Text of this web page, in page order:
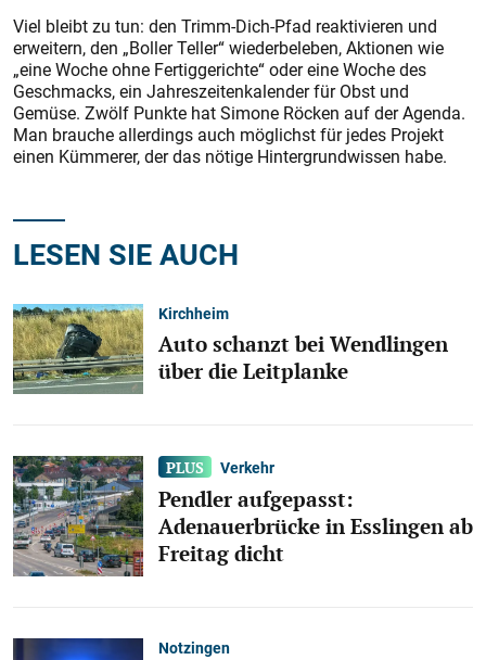
Viel bleibt zu tun: den Trimm-Dich-Pfad reaktivieren und
erweitern, den „Boller Teller“ wiederbeleben, Aktionen wie
„eine Woche ohne Fertiggerichte“ oder eine Woche des
Geschmacks, ein Jahreszeitenkalender für Obst und
Gemüse. Zwölf Punkte hat Simone Röcken auf der Agenda.
Man brauche allerdings auch möglichst für jedes Projekt
einen Kümmerer, der das nötige Hintergrundwissen habe.
LESEN SIE AUCH
Kirchheim
Auto schanzt bei Wendlingen
über die Leitplanke
Verkehr
Pendler aufgepasst:
Adenauerbrücke in Esslingen ab
Freitag dicht
Notzingen